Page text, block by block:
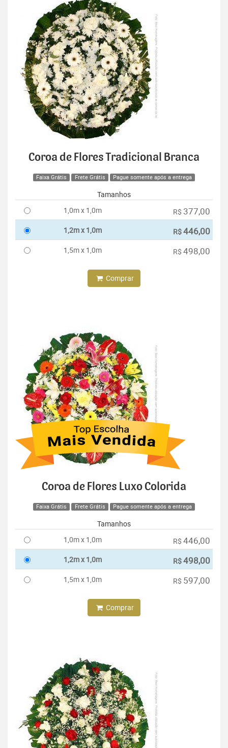
Coroa de Flores Tradicional Branca
Faixa Grátis Frete Grátis Pague somente após a entrega
Tamanhos
1,0m x 1,0m
R$ 377,00
1,2m x 1,0m R$446,00
1,5m x 1,0m R$ 498,00
Comprar
Coroa de Flores Luxo Colorida
Faixa Grátis Frete Grátis Pague somente após a entrega
Tamanhos
1,0m x 1,0m
R$ 446,00
1,2m x 1,0m R$498,00
1,5m x 1,0m R$ 597,00
Comprar